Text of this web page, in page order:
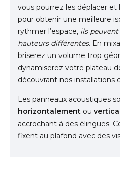
vous pourrez les déplacer
pour obtenir une meilleure
rythmer l’espace, ils peuvent
hauteurs différentes. En
briserez un volume trop
dynamiserez votre plateau
découvrant nos installations
Les panneaux acoustiques
horizontalement ou
accrochant à des élingues.
fixent au plafond avec des